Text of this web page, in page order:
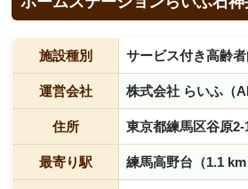
施設種別 サービス付き高齢
運営会社 株式会社 らいふ（
住所 東京都練馬区谷原2-
最寄り駅 練馬高野台（1.1 km